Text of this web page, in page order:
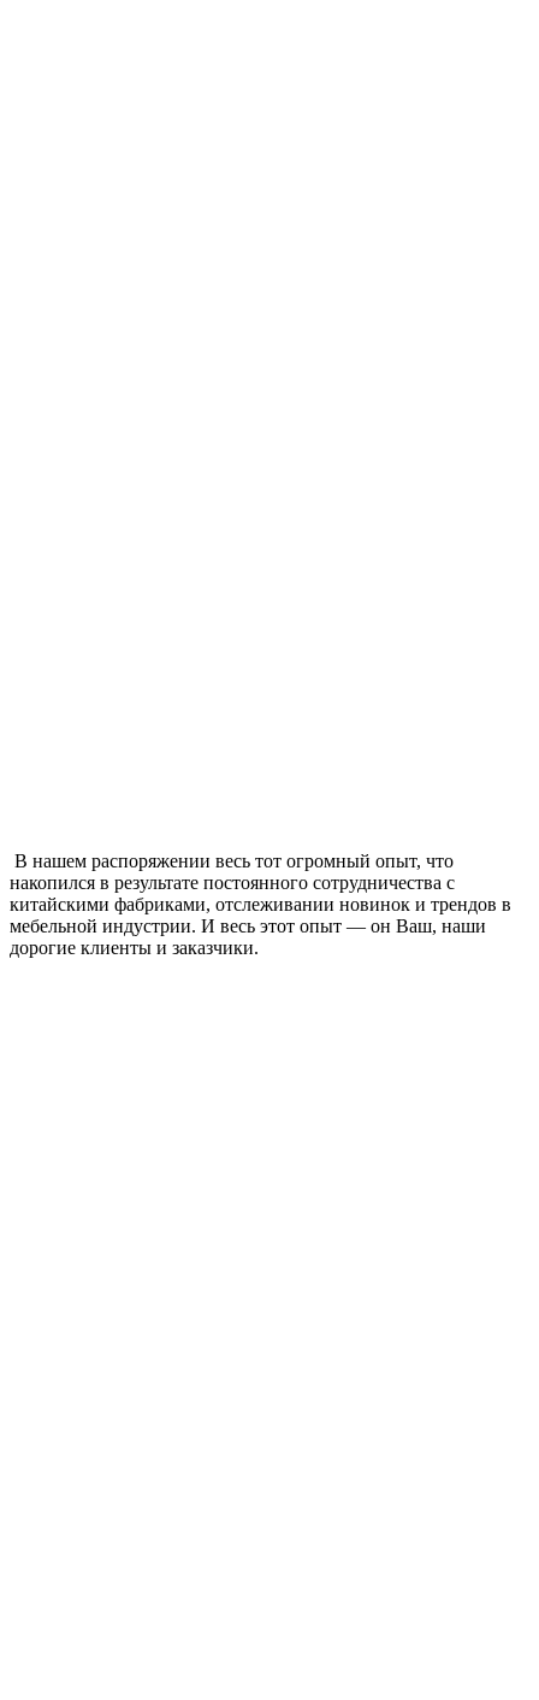
В нашем распоряжении весь тот огромный опыт, что
накопился в результате постоянного сотрудничества с
китайскими фабриками, отслеживании новинок и трендов в
мебельной индустрии. И весь этот опыт — он Ваш, наши
дорогие клиенты и заказчики.